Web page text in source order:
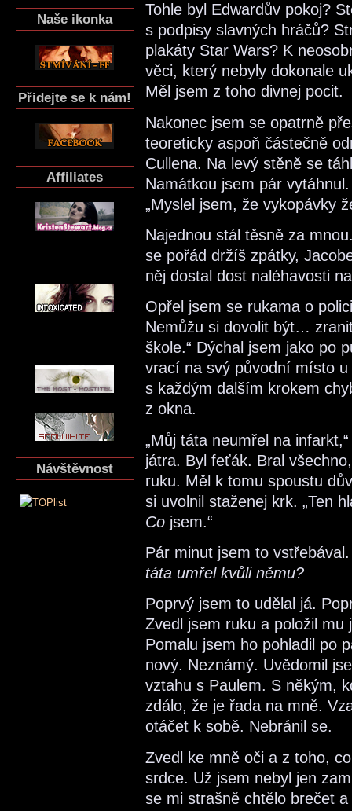
Naše ikonka
Přidejte se k nám!
Affiliates
Návštěvnost
Tohle byl Edwardův pokoj?
s podpisy slavných hráčů?
plakáty Star Wars? K
věci, který nebyly dokonale
Měl jsem z toho divnej pocit.
Nakonec jsem se opatrně
teoreticky aspoň částečně
Cullena. Na levý stěně se
Namátkou jsem pár
„Myslel jsem, že vykopávky
Najednou stál těsně za
se pořád držíš zpátky,
něj dostal dost naléhavosti
Opřel jsem se rukama o
Nemůžu si dovolit být…
škole.“ Dýchal jsem jako po
vrací na svý původní místo
s každým dalším krokem
z okna.
„Můj táta neumřel na
játra. Byl feťák. Bral
ruku. Měl k tomu spoustu
si uvolnil staženej krk. „Ten
Co jsem.“
Pár minut jsem to
táta umřel kvůli němu?
Poprvý jsem to udělal já.
Zvedl jsem ruku a položil
Pomalu jsem ho pohladil po
nový. Neznámý. Uvědomil
vztahu s Paulem. S někým,
zdálo, že je řada na mně.
otáčet k sobě. Nebránil se.
Zvedl ke mně oči a z toho,
srdce. Už jsem nebyl jen
se mi strašně chtělo brečet